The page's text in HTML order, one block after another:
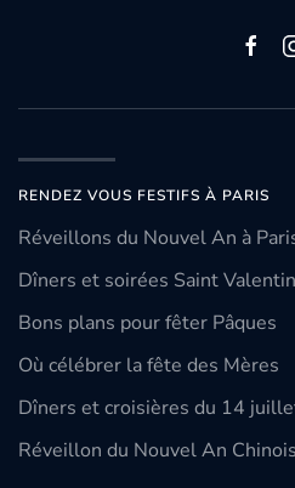
RENDEZ VOUS FESTIFS À PARIS
Réveillons du Nouvel An à
Dîners et soirées Saint Valentin
Bons plans pour fêter Pâques
Où célébrer la fête des Mères
Dîners et croisières du 14
Réveillon du Nouvel An Chinois